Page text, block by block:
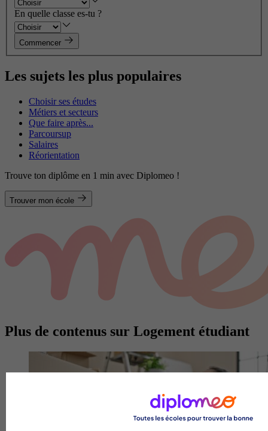
En quelle classe es-tu ?
Commencer
Les sujets les plus populaires
Choisir ses études
Métiers et secteurs
Que faire après...
Parcoursup
Salaires
Réorientation
Trouve ton diplôme en 1 min avec Diplomeo !
Trouver mon école
Plus de contenus sur Logement étudiant